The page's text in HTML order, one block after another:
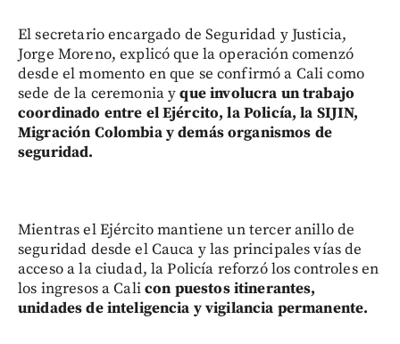
El secretario encargado de Seguridad y Justicia,
Jorge Moreno, explicó que la operación comenzó
desde el momento en que se confirmó a Cali como
sede de la ceremonia yque involucra un trabajo
coordinado entre el Ejército, la Policía, la SIJIN,
Migración Colombia y demás organismos de
seguridad.
Mientras el Ejército mantiene un tercer anillo de
seguridad desde el Cauca y las principales vías de
acceso a la ciudad, la Policía reforzó los controles en
los ingresos a Calicon puestos itinerantes,
unidades de inteligencia y vigilancia permanente.